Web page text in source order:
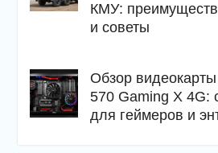
КМУ:
и советы
Обзор
570 Gaming X 4G:
для геймеров и